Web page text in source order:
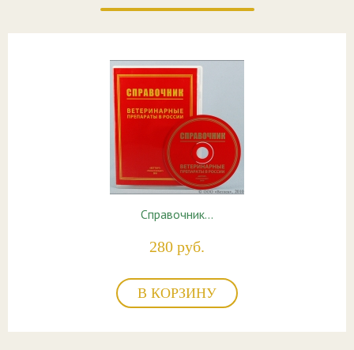
Справочник…
280 руб.
В КОРЗИНУ